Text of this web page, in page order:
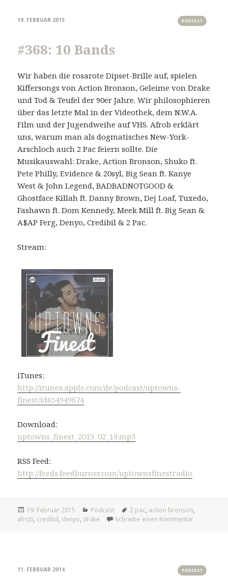
19. FEBRUAR 2015 PODCAST
#368: 10 Bands
Wir haben die rosarote Dipset-Brille auf, spielen
Kiffersongs von Action Bronson, Geleime von Drake
und Tod & Teufel der 90er Jahre. Wir philosophieren
über das letzte Mal in der Videothek, dem N.W.A.
Film und der Jugendweihe auf VHS. Afrob erklärt
uns, warum man als dogmatisches New-York-
Arschloch auch 2 Pac feiern sollte. Die
Musikauswahl: Drake, Action Bronson, Shuko ft.
Pete Philly, Evidence & 20syl, Big Sean ft. Kanye
West & John Legend, BADBADNOTGOOD &
Ghostface Killah ft. Danny Brown, Dej Loaf, Tuxedo,
Fashawn ft. Dom Kennedy, Meek Mill ft. Big Sean &
A$AP Ferg, Denyo, Credibil & 2 Pac.
Stream:
iTunes:
http://itunes.apple.com/de/podcast/uptowns-
finest/id654949674
Download:
uptowns_finest_2015_02_19.mp3
RSS Feed:
http://feeds.feedburner.com/uptownsfinestradio
Veröffentlicht
am
19. Februar 2015 Kategorien
Podcast Tags
2 pac, action bronson,
afrob, credibil, denyo, drake Schreibe einen Kommentarzu #368:
11. FEBRUAR 2014 PODCAST